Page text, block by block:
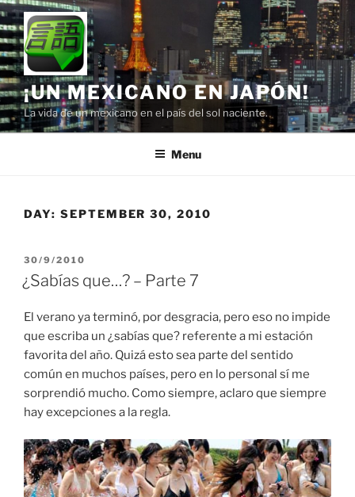
Skip
to
content
¡UN MEXICANO EN JAPÓN!
La vida de un mexicano en el país del sol naciente.
Menu
DAY: SEPTEMBER 30, 2010
POSTED
ON
30/9/2010
¿Sabías que…? – Parte 7
El verano ya terminó, por desgracia, pero eso no impide
que escriba un ¿sabías que? referente a mi estación
favorita del año. Quizá esto sea parte del sentido
común en muchos países, pero en lo personal sí me
sorprendió mucho. Como siempre, aclaro que siempre
hay excepciones a la regla.